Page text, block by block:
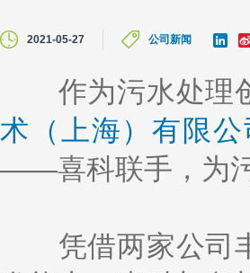
2021-05-27 公司新闻
作为污水处理创
术（上海）有限公
——喜科联手，为
凭借两家公司丰
k
e
I
n